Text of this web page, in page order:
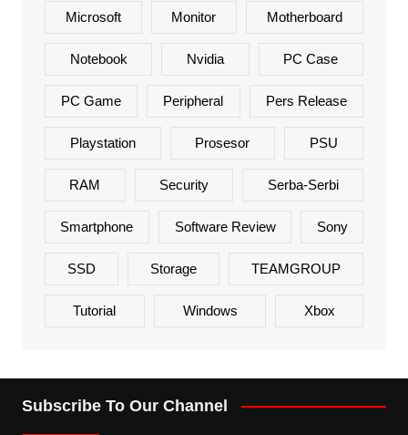
Microsoft Monitor Motherboard
Notebook Nvidia PC Case
PC Game Peripheral Pers Release
Playstation Prosesor PSU
RAM Security Serba-Serbi
Smartphone Software Review Sony
SSD Storage TEAMGROUP
Tutorial Windows Xbox
Subscribe To Our Channel